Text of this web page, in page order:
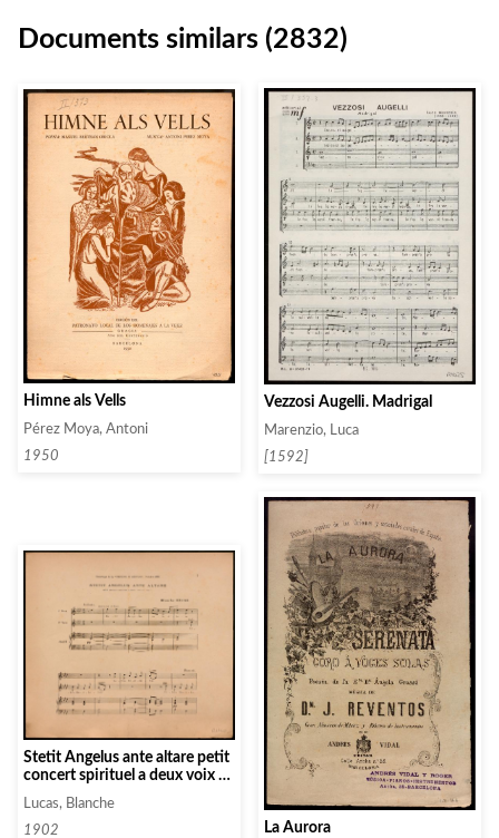
Documents similars (2832)
Himne als Vells
Pérez Moya, Antoni
1950
Vezzosi Augelli. Madrigal
Marenzio, Luca
[1592]
Stetit Angelus ante altare petit
concert spirituel a deux voix de
Lucas, Blanche
1902
La Aurora